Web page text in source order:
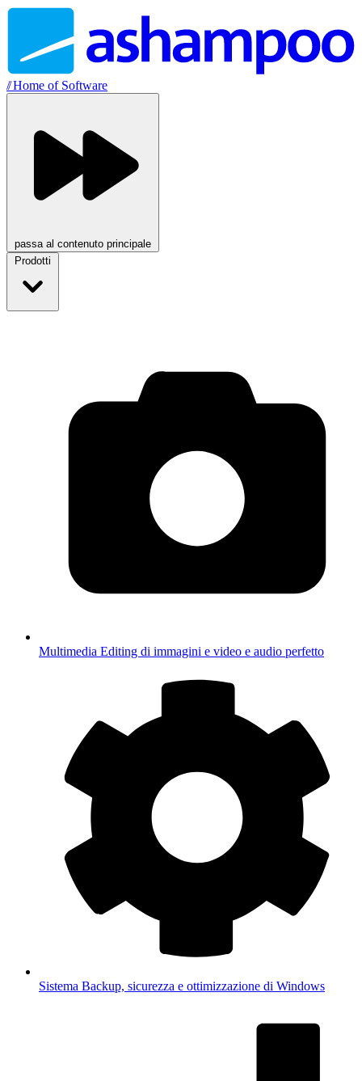
//Home of Software
passa al contenuto principale
Prodotti
Multimedia Editing di immagini e video e audio perfetto
Sistema Backup, sicurezza e ottimizzazione di Windows